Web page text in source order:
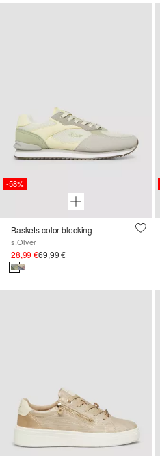
-58%
Baskets color blocking
s.Oliver
28,99 €69,99 €